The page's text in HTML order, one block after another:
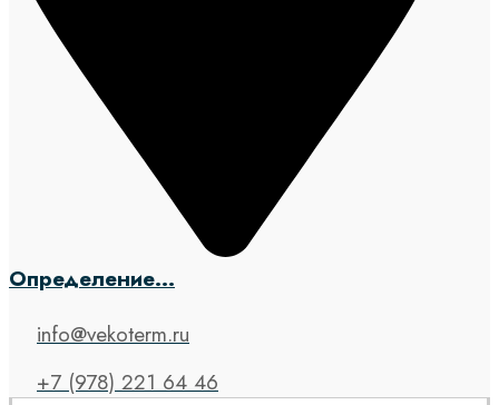
Определение...
info@vekoterm.ru
+7 (978) 221 64 46